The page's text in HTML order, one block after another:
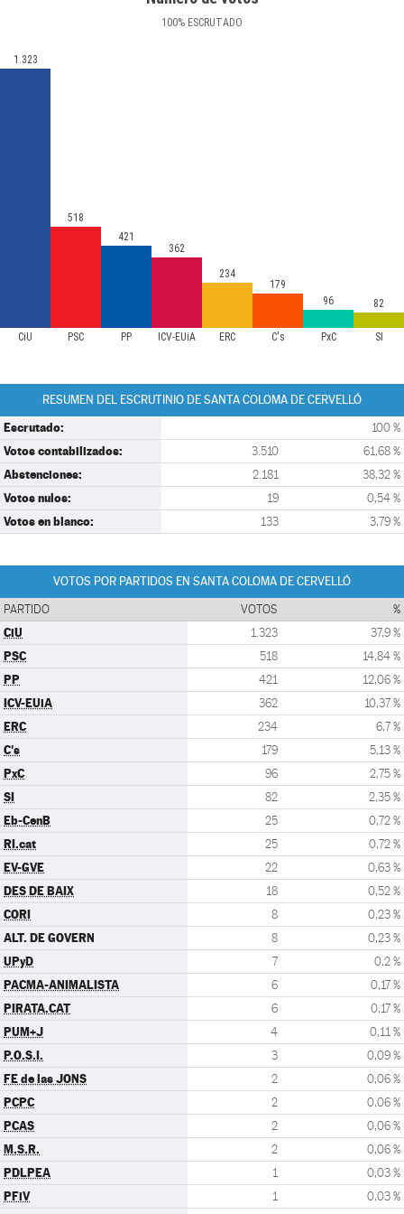
100% ESCRUTADO
CiU PSC PP ICV-EUiA ERC C's PxC SI
1.323
518
421
362
234
179
96
82
RESUMEN DEL ESCRUTINIO DE SANTA COLOMA DE CERVELLÓ
Escrutado: 100 %
Votos contabilizados: 3.510 61,68 %
Abstenciones: 2.181 38,32 %
Votos nulos: 19 0,54 %
Votos en blanco: 133 3,79 %
VOTOS POR PARTIDOS EN SANTA COLOMA DE CERVELLÓ
PARTIDO VOTOS %
CiU 1.323 37,9 %
PSC 518 14,84 %
PP 421 12,06 %
ICV-EUiA 362 10,37 %
ERC 234 6,7 %
C's 179 5,13 %
PxC 96 2,75 %
SI 82 2,35 %
Eb-CenB 25 0,72 %
RI.cat 25 0,72 %
EV-GVE 22 0,63 %
DES DE BAIX 18 0,52 %
CORI 8 0,23 %
ALT. DE GOVERN 8 0,23 %
UPyD 7 0,2 %
PACMA-ANIMALISTA 6 0,17 %
PIRATA.CAT 6 0,17 %
PUM+J 4 0,11 %
P.O.S.I. 3 0,09 %
FE de las JONS 2 0,06 %
PCPC 2 0,06 %
PCAS 2 0,06 %
M.S.R. 2 0,06 %
PDLPEA 1 0,03 %
PFiV 1 0,03 %